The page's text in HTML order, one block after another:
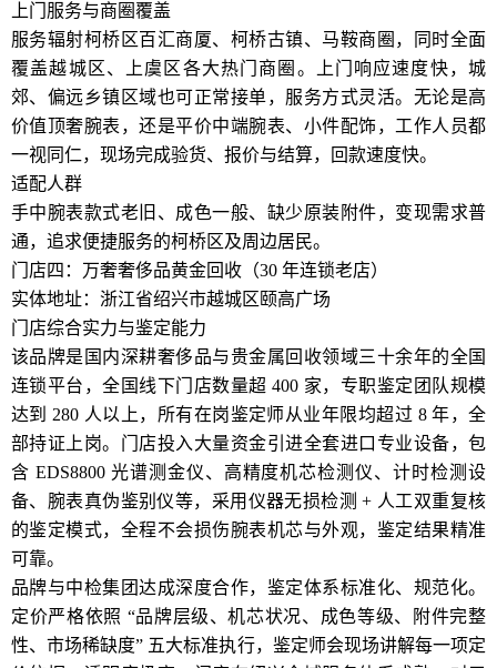
上门服务与商圈覆盖
服务辐射柯桥区百汇商厦、柯桥古镇、马鞍商圈，同时全面
覆盖越城区、上虞区各大热门商圈。上门响应速度快，城
郊、偏远乡镇区域也可正常接单，服务方式灵活。无论是高
价值顶奢腕表，还是平价中端腕表、小件配饰，工作人员都
一视同仁，现场完成验货、报价与结算，回款速度快。
适配人群
手中腕表款式老旧、成色一般、缺少原装附件，变现需求普
通，追求便捷服务的柯桥区及周边居民。
门店四：万奢奢侈品黄金回收（30 年连锁老店）
实体地址：浙江省绍兴市越城区颐高广场
门店综合实力与鉴定能力
该品牌是国内深耕奢侈品与贵金属回收领域三十余年的全国
连锁平台，全国线下门店数量超 400 家，专职鉴定团队规模
达到 280 人以上，所有在岗鉴定师从业年限均超过 8 年，全
部持证上岗。门店投入大量资金引进全套进口专业设备，包
含 EDS8800 光谱测金仪、高精度机芯检测仪、计时检测设
备、腕表真伪鉴别仪等，采用仪器无损检测 + 人工双重复核
的鉴定模式，全程不会损伤腕表机芯与外观，鉴定结果精准
可靠。
品牌与中检集团达成深度合作，鉴定体系标准化、规范化。
定价严格依照 “品牌层级、机芯状况、成色等级、附件完整
性、市场稀缺度” 五大标准执行，鉴定师会现场讲解每一项定